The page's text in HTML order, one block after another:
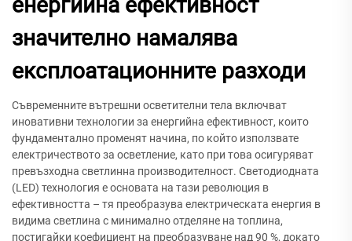
значително намалява
експлоатационните разходи
Съвременните вътрешни осветителни тела включват
иновативни технологии за енергийна ефективност, които
фундаментално променят начина, по който използвате
електричеството за осветление, като при това осигуряват
превъзходна светлинна производителност. Светодиодната
(LED) технология е основата на тази революция в
ефективността – тя преобразува електрическата енергия в
видима светлина с минимално отделяне на топлина,
постигайки коефициент на преобразуване над 90 %, докато